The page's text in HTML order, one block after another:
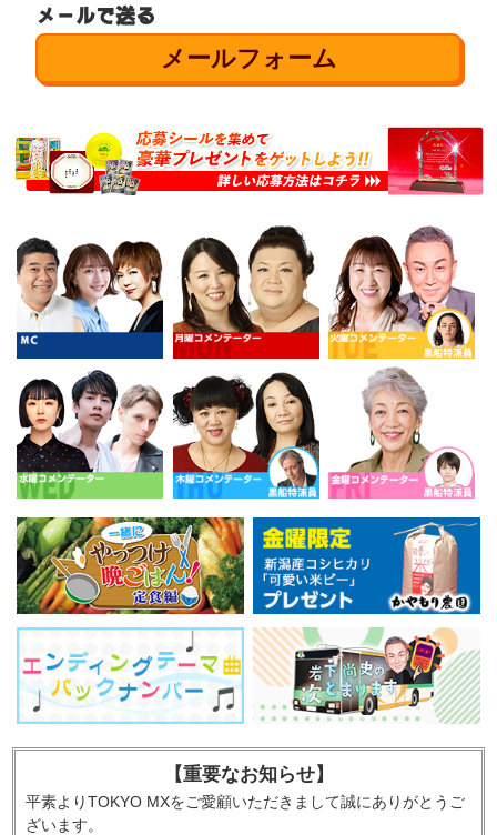
メールで送る
メールフォーム
【重要なお知らせ】
平素よりTOKYO MXをご愛顧いただきまして誠にありがとうご
ざいます。